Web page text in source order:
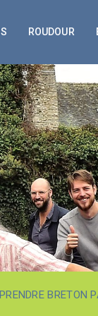
ROUDOUR
BRETON